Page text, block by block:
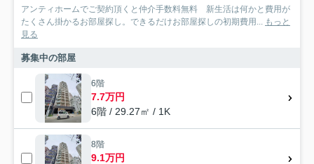
アンティホームでご契約頂くと仲介手数料無料 新生活は何かと費用が
たくさん掛かるお部屋探し。できるだけお部屋探しの初期費用...
もっと
見る
募集中の部屋
6階
7.7万円
6階 / 29.27㎡ / 1K
8階
9.1万円